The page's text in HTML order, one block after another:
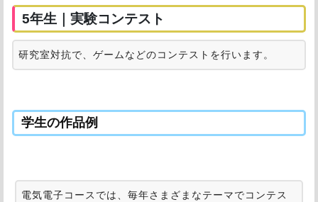
5年生｜実験コンテスト
研究室対抗で、ゲームなどのコンテストを行います。
学生の作品例
電気電子コースでは、毎年さまざまなテーマでコンテス